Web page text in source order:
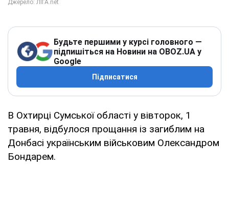
Будьте першими у курсі головного —
підпишіться на Новини на OBOZ.UA у
Google
Підписатися
В Охтирці Сумської області у вівторок, 1
травня, відбулося прощання із загиблим на
Донбасі українським військовим Олександром
Бондарем.